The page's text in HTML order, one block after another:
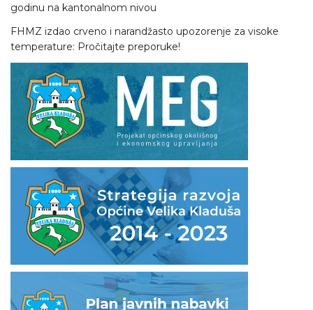
godinu na kantonalnom nivou
FHMZ izdao crveno i narandžasto upozorenje za visoke
temperature: Pročitajte preporuke!